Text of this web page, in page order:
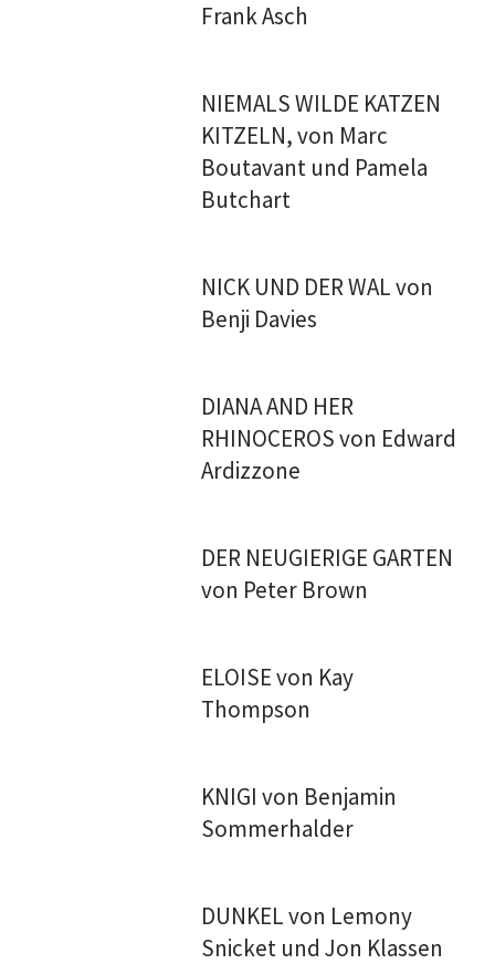
Frank Asch
NIEMALS WILDE KATZEN
KITZELN, von Marc
Boutavant und Pamela
Butchart
NICK UND DER WAL von
Benji Davies
DIANA AND HER
RHINOCEROS von Edward
Ardizzone
DER NEUGIERIGE GARTEN
von Peter Brown
ELOISE von Kay
Thompson
KNIGI von Benjamin
Sommerhalder
DUNKEL von Lemony
Snicket und Jon Klassen